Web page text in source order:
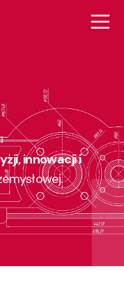
innowacji i